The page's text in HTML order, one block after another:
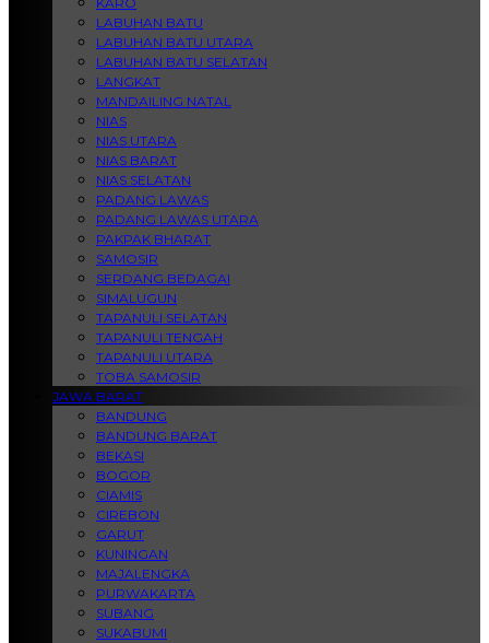
LABUHAN BATU
LABUHAN BATU UTARA
LABUHAN BATU SELATAN
LANGKAT
MANDAILING NATAL
NIAS
NIAS UTARA
NIAS BARAT
NIAS SELATAN
PADANG LAWAS
PADANG LAWAS UTARA
PAKPAK BHARAT
SAMOSIR
SERDANG BEDAGAI
SIMALUGUN
TAPANULI SELATAN
TAPANULI TENGAH
TAPANULI UTARA
TOBA SAMOSIR
JAWA BARAT
BANDUNG
BANDUNG BARAT
BEKASI
BOGOR
CIAMIS
CIREBON
GARUT
KUNINGAN
MAJALENGKA
PURWAKARTA
SUBANG
SUKABUMI